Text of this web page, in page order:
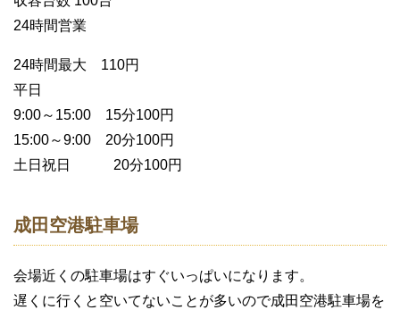
24時間営業
24時間最大 110円
平日
9:00～15:00 15分100円
15:00～9:00 20分100円
土日祝日 20分100円
成田空港駐車場
会場近くの駐車場はすぐいっぱいになります。
遅くに行くと空いてないことが多いので成田空港駐車場を